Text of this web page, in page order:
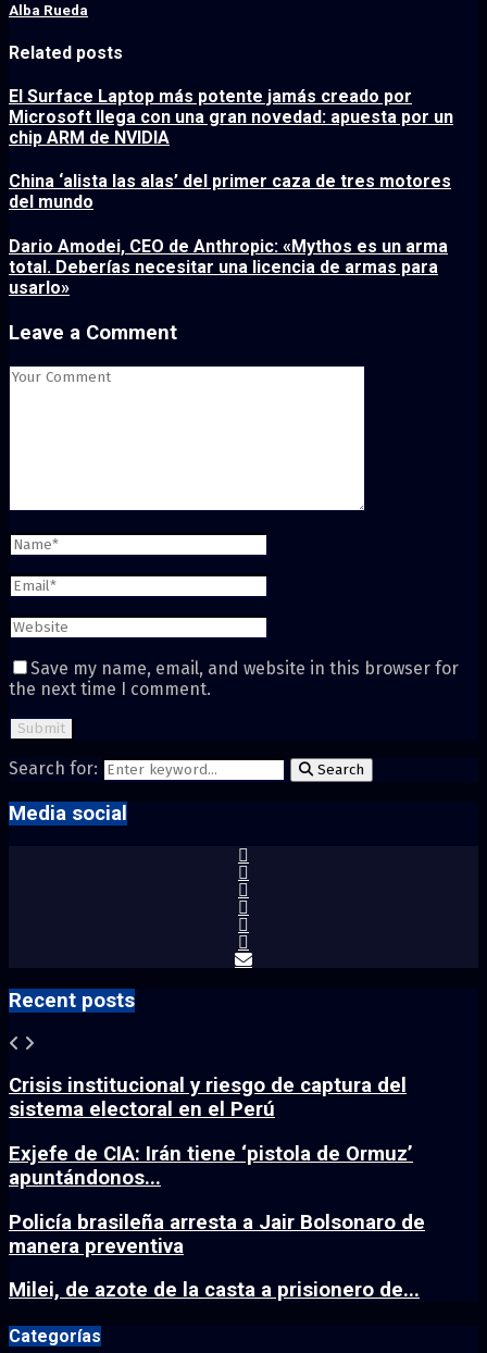
Alba Rueda
Related posts
El Surface Laptop más potente jamás creado por
Microsoft llega con una gran novedad: apuesta por un
chip ARM de NVIDIA
China ‘alista las alas’ del primer caza de tres motores
del mundo
Dario Amodei, CEO de Anthropic: «Mythos es un arma
total. Deberías necesitar una licencia de armas para
usarlo»
Leave a Comment
Save my name, email, and website in this browser for
the next time I comment.
Search for: Search
Media social
Recent posts
Crisis institucional y riesgo de captura del
sistema electoral en el Perú
Exjefe de CIA: Irán tiene ‘pistola de Ormuz’
apuntándonos...
Policía brasileña arresta a Jair Bolsonaro de
manera preventiva
Milei, de azote de la casta a prisionero de...
Categorías